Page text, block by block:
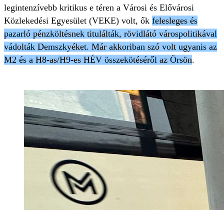
legintenzívebb kritikus e téren a Városi és Elővárosi
Közlekedési Egyesület (VEKE) volt, ők felesleges és
pazarló pénzköltésnek titulálták, rövidlátó várospolitikával
vádolták Demszkyéket. Már akkoriban szó volt ugyanis az
M2 és a H8-as/H9-es HÉV összekötéséről az Örsön.